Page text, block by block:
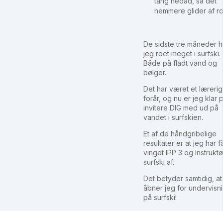
nemmere glider af
De sidste tre måneder
jeg roet meget i surfski.
Både på fladt vand og
bølger.
Det har været et
forår, og nu er jeg klar
invitere DIG med ud på
vandet i surfskien.
Et af de håndgribelige
resultater er at jeg har
vinget IPP 3 og
surfski af.
Det betyder samtidig,
åbner jeg for
på surfski!